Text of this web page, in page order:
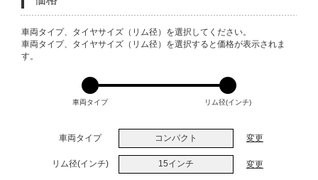
VARIATIONS
車両タイプ、タイヤサイズ（リム径）を選択してください。
車両タイプ、タイヤサイズ（リム径）を選択すると価格が表示されま
す。
車両タイプ リム径(インチ)
車両タイプ コンパクト 変更
リム径(インチ) 15インチ 変更